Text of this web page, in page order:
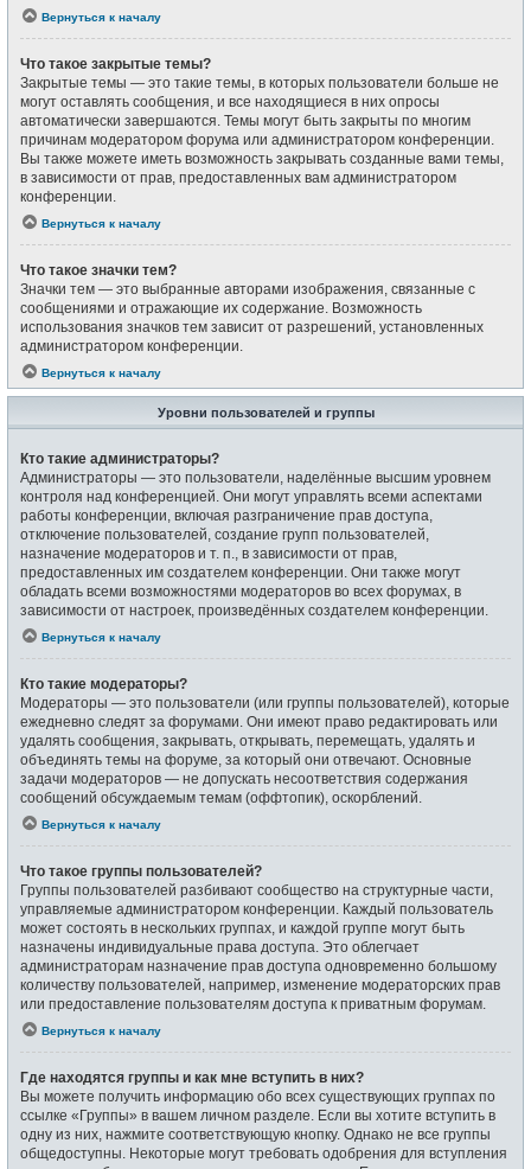
Вернуться к началу
Что такое закрытые темы?
Закрытые темы — это такие темы, в которых пользователи больше не
могут оставлять сообщения, и все находящиеся в них опросы
автоматически завершаются. Темы могут быть закрыты по многим
причинам модератором форума или администратором конференции.
Вы также можете иметь возможность закрывать созданные вами темы,
в зависимости от прав, предоставленных вам администратором
конференции.
Вернуться к началу
Что такое значки тем?
Значки тем — это выбранные авторами изображения, связанные с
сообщениями и отражающие их содержание. Возможность
использования значков тем зависит от разрешений, установленных
администратором конференции.
Вернуться к началу
Уровни пользователей и группы
Кто такие администраторы?
Администраторы — это пользователи, наделённые высшим уровнем
контроля над конференцией. Они могут управлять всеми аспектами
работы конференции, включая разграничение прав доступа,
отключение пользователей, создание групп пользователей,
назначение модераторов и т. п., в зависимости от прав,
предоставленных им создателем конференции. Они также могут
обладать всеми возможностями модераторов во всех форумах, в
зависимости от настроек, произведённых создателем конференции.
Вернуться к началу
Кто такие модераторы?
Модераторы — это пользователи (или группы пользователей), которые
ежедневно следят за форумами. Они имеют право редактировать или
удалять сообщения, закрывать, открывать, перемещать, удалять и
объединять темы на форуме, за который они отвечают. Основные
задачи модераторов — не допускать несоответствия содержания
сообщений обсуждаемым темам (оффтопик), оскорблений.
Вернуться к началу
Что такое группы пользователей?
Группы пользователей разбивают сообщество на структурные части,
управляемые администратором конференции. Каждый пользователь
может состоять в нескольких группах, и каждой группе могут быть
назначены индивидуальные права доступа. Это облегчает
администраторам назначение прав доступа одновременно большому
количеству пользователей, например, изменение модераторских прав
или предоставление пользователям доступа к приватным форумам.
Вернуться к началу
Где находятся группы и как мне вступить в них?
Вы можете получить информацию обо всех существующих группах по
ссылке «Группы» в вашем личном разделе. Если вы хотите вступить в
одну из них, нажмите соответствующую кнопку. Однако не все группы
общедоступны. Некоторые могут требовать одобрения для вступления